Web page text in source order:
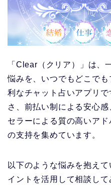
「Clear（クリア）」は、
悩みを、いつでもどこで
利なチャット占いアプリ
さ、前払い制による安心
セラーによる質の高いア
の支持を集めています。
以下のような悩みを抱え
イントを活用して相談して